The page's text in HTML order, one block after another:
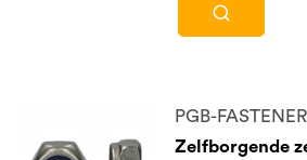
PGB-
Zelfborgende